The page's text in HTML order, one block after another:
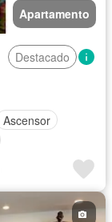
Apartamento
Destacado
Ascensor